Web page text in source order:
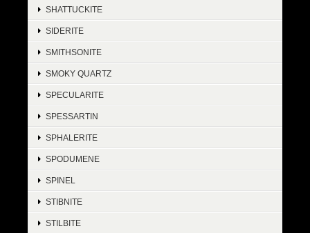
SHATTUCKITE
SIDERITE
SMITHSONITE
SMOKY QUARTZ
SPECULARITE
SPESSARTIN
SPHALERITE
SPODUMENE
SPINEL
STIBNITE
STILBITE